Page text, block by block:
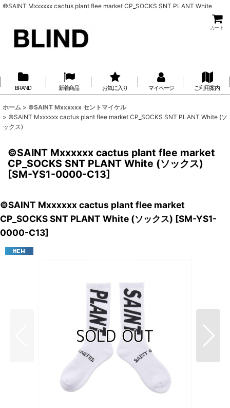
©SAINT Mxxxxxx cactus plant flee market CP_SOCKS SNT PLANT White
カート
BRAND 新着商品 お気に入り マイページ ご利用案内
ホーム > ©SAINT Mxxxxxx セントマイケル
> ©SAINT Mxxxxxx cactus plant flee market CP_SOCKS SNT PLANT White (ソ
ックス)
©SAINT Mxxxxxx cactus plant flee market
CP_SOCKS SNT PLANT White (ソックス)
[SM-YS1-0000-C13]
©SAINT Mxxxxxx cactus plant flee market
CP_SOCKS SNT PLANT White (ソックス) [SM-YS1-
0000-C13]